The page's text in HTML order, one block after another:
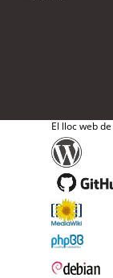
El lloc web